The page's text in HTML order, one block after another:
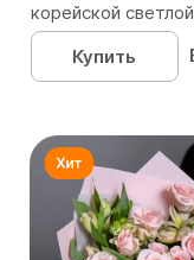
корейской
Купить